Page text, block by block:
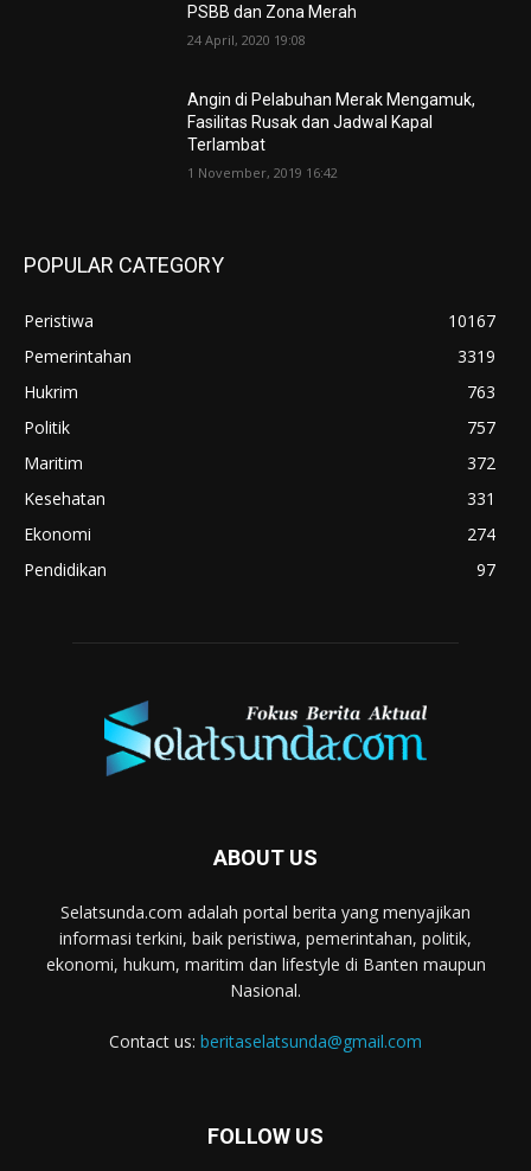
PSBB dan Zona Merah
24 April, 2020 19:08
Angin di Pelabuhan Merak Mengamuk,
Fasilitas Rusak dan Jadwal Kapal
Terlambat
1 November, 2019 16:42
POPULAR CATEGORY
Peristiwa
10167
Pemerintahan
3319
Hukrim
763
Politik
757
Maritim
372
Kesehatan
331
Ekonomi
274
Pendidikan
97
ABOUT US
Selatsunda.com adalah portal berita yang menyajikan
informasi terkini, baik peristiwa, pemerintahan, politik,
ekonomi, hukum, maritim dan lifestyle di Banten maupun
Nasional.
Contact us: beritaselatsunda@gmail.com
FOLLOW US